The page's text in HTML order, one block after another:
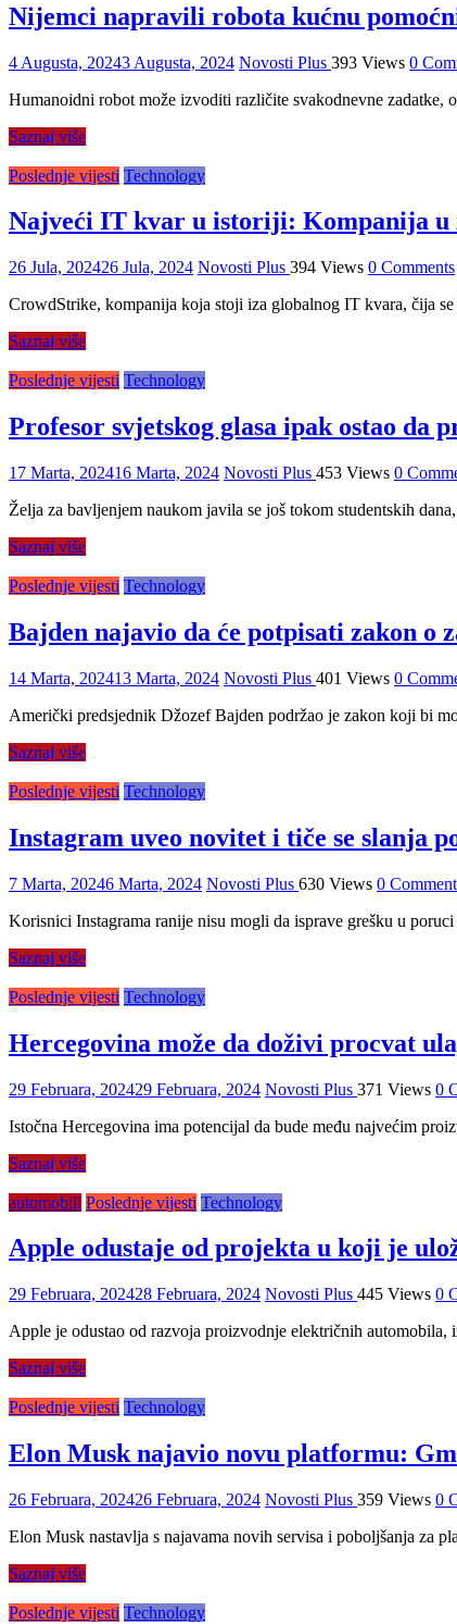
Nijemci napravili robota kućnu
4 Augusta, 20243 Augusta, 2024 Novosti Plus 393 Views 0
Humanoidni robot može izvoditi različite svakodnevne zadatke,
Saznaj više
Poslednje vijesti Technology
Najveći IT kvar u istoriji: Kompanija u
26 Jula, 202426 Jula, 2024 Novosti Plus 394 Views 0 Comments
CrowdStrike, kompanija koja stoji iza globalnog IT kvara, čija
Saznaj više
Poslednje vijesti Technology
Profesor svjetskog glasa ipak ostao da
17 Marta, 202416 Marta, 2024 Novosti Plus 453 Views 0
Želja za bavljenjem naukom javila se još tokom studentskih
Saznaj više
Poslednje vijesti Technology
Bajden najavio da će potpisati zakon o
14 Marta, 202413 Marta, 2024 Novosti Plus 401 Views 0
Američki predsjednik Džozef Bajden podržao je zakon koji bi
Saznaj više
Poslednje vijesti Technology
Instagram uveo novitet i tiče se slanja
7 Marta, 20246 Marta, 2024 Novosti Plus 630 Views 0
Korisnici Instagrama ranije nisu mogli da isprave grešku u
Saznaj više
Poslednje vijesti Technology
Hercegovina može da doživi procvat
29 Februara, 202429 Februara, 2024 Novosti Plus 371 Views 0
Istočna Hercegovina ima potencijal da bude među najvećim
Saznaj više
automobili Poslednje vijesti Technology
Apple odustaje od projekta u koji je
29 Februara, 202428 Februara, 2024 Novosti Plus 445 Views 0
Apple je odustao od razvoja proizvodnje električnih
Saznaj više
Poslednje vijesti Technology
Elon Musk najavio novu platformu:
26 Februara, 202426 Februara, 2024 Novosti Plus 359 Views 0
Elon Musk nastavlja s najavama novih servisa i poboljšanja za
Saznaj više
Poslednje vijesti Technology